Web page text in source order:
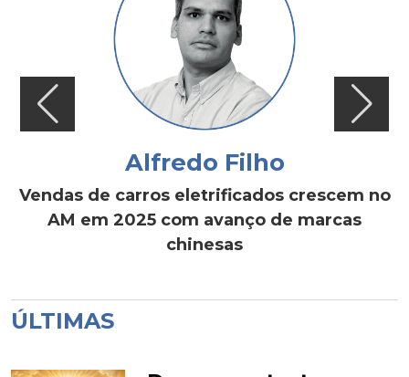
Alfredo Filho
Vendas de carros eletrificados crescem no
AM em 2025 com avanço de marcas
chinesas
ÚLTIMAS